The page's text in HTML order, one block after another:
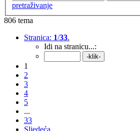
pretraživanje
806 tema
Stranica: 1/33.
Idi na stranicu...:
1
2
3
4
5
...
33
Sljedeća